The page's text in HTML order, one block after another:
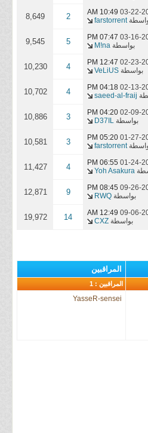
03-22-
10:49 AM
farstorrent
2
8,649
03-16-
07:47 PM
بواسطة M!na
5
9,545
02-23-
12:47 PM
بواسطة VeLiUS
4
10,230
02-13-
04:18 PM
saeed-al-fraij
4
10,702
02-09-
04:20 PM
بواسطة D37IL
3
10,886
01-27-
05:20 PM
farstorrent
3
10,581
01-24-
06:55 PM
Yoh Asakura
4
11,427
09-26-
08:45 PM
بواسطة RWQ
9
12,871
09-06-
12:49 AM
بواسطة CXZ
14
19,972
المراقبين
المراقبين : 1
YasseR-sensei